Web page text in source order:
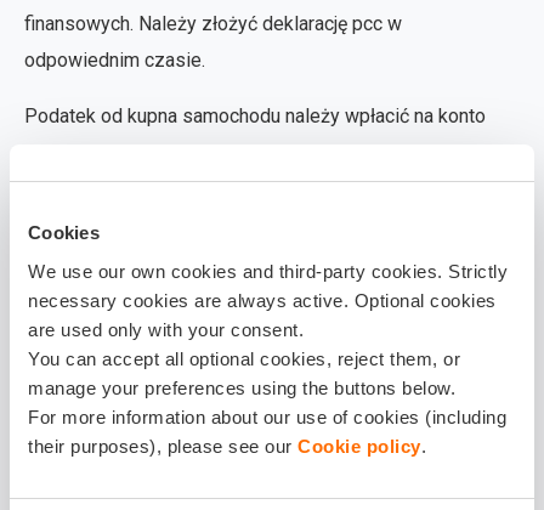
Cookies
We use our own cookies and third-party cookies. Strictly
necessary cookies are always active. Optional cookies
are used only with your consent.
You can accept all optional cookies, reject them, or
manage your preferences using the buttons below.
For more information about our use of cookies (including
their purposes), please see our Cookie policy.
finansowych. Należy złożyć deklarację pcc w
odpowiednim czasie.
Podatek od kupna samochodu należy wpłacić na konto
podatku PCC przelewem na konto urzędowe, a także w
kasie urzędu skarbowego. Aby zapłać podatek przelewem
na konto urzędu skarbowego, można skorzystać z
bankowości elektronicznej, wybierając opcję przelew
podatkowy.
Dokonanie płatności w kasie urzędu skarbowego jest
również możliwe, jednak wygodniejszą opcją może być
przelew bankowy na rachunek bankowy. Dzięki
bankowości elektronicznej można to zrobić bez